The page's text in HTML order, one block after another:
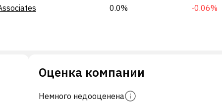
0.0% -0.06%
Оценка компании
Немного недооценена